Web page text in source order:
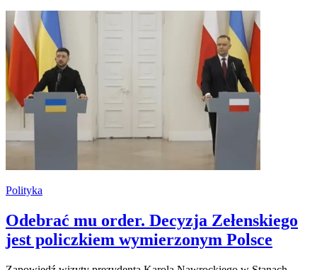
Polityka
Odebrać mu order. Decyzja Zełenskiego
jest policzkiem wymierzonym Polsce